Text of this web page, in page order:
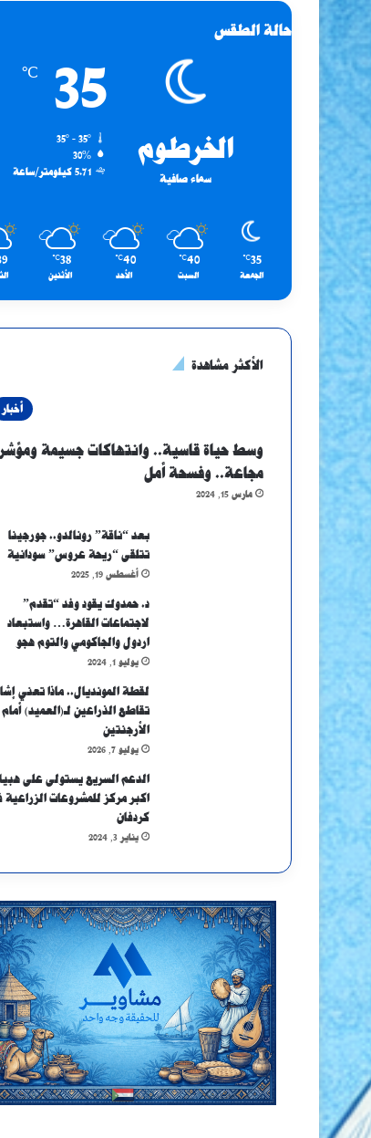
حالة الطقس
الخرطوم
سماء صافية
35
℃
35º - 35º
30%
5.71 كيلومتر/ساعة
35
℃
الجمعة
40
℃
السبت
40
℃
الأحد
38
℃
الأثنين
الأكثر مشاهدة
أخبار
وسط حياة قاسية.. وانتهاكات جسيمة
مجاعة.. وفسحة أمل
مارس 15, 2024
بعد “ناقة” رونالدو.. جورجينا
تتلقى “ريحة عروس” سودانية
أغسطس 19, 2025
د. حمدوك يقود وفد “تقدم”
لاجتماعات القاهرة… واستبعاد
اردول والجاكومي والتوم هجو
يوليو 1, 2024
لقطة المونديال.. ماذا تعني
تقاطع الذراعين لـ(العميد) أمام
الأرجنتين
يوليو 7, 2026
الدعم السريع يستولى على
اكبر مركز للمشروعات
كردفان
يناير 3, 2024